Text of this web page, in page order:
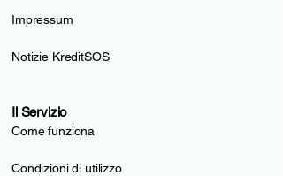
Impressum
Notizie KreditSOS
Il Servizio
Come funziona
Condizioni di utilizzo